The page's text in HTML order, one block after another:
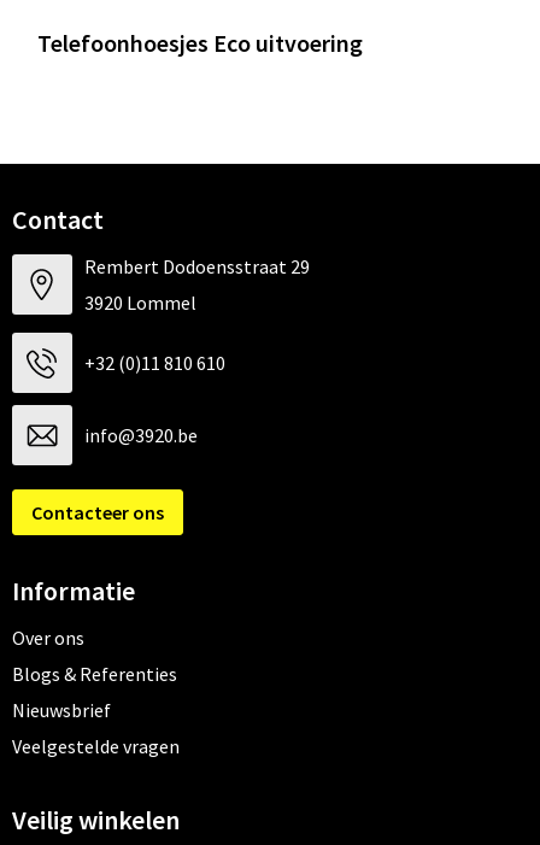
Telefoonhoesjes Eco uitvoering
Contact
Rembert Dodoensstraat 29
3920 Lommel
+32 (0)11 810 610
info@3920.be
Contacteer ons
Informatie
Over ons
Blogs & Referenties
Nieuwsbrief
Veelgestelde vragen
Veilig winkelen